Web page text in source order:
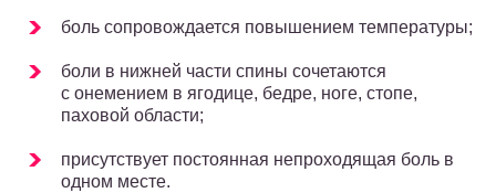
боль сопровождается повышением температуры;
боли в нижней части спины сочетаются
с онемением в ягодице, бедре, ноге, стопе,
паховой области;
присутствует постоянная непроходящая боль в
одном месте.